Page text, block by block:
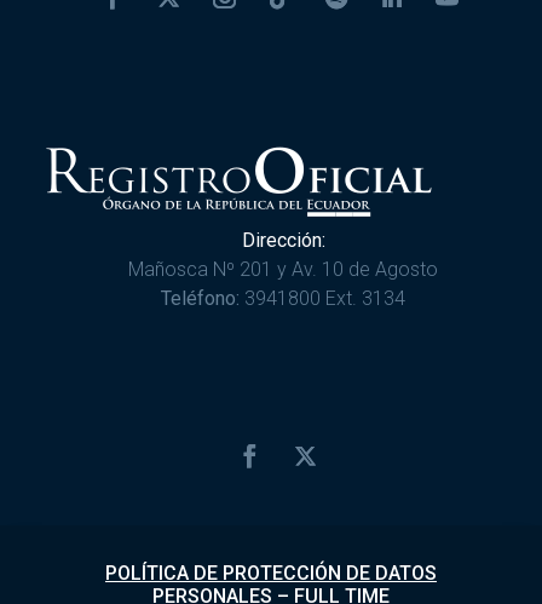
Dirección:
Mañosca Nº 201 y Av. 10 de Agosto
Teléfono: 3941800 Ext. 3134
POLÍTICA DE PROTECCIÓN DE DATOS
PERSONALES – FULL TIME